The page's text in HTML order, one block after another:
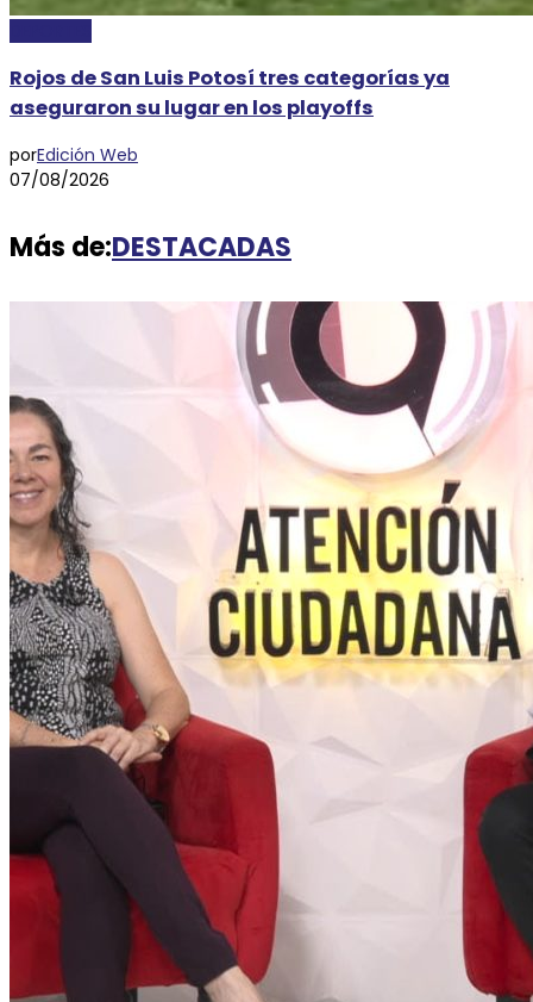
Rojos de San Luis Potosí tres categorías ya
aseguraron su lugar en los playoffs
porEdición Web
07/08/2026
Más de:DESTACADAS